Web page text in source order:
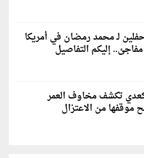
لـ محمد رمضان في أمريكا
إليكم التفاصيل
تكشف مخاوف العمر
موقفها من الاعتزال